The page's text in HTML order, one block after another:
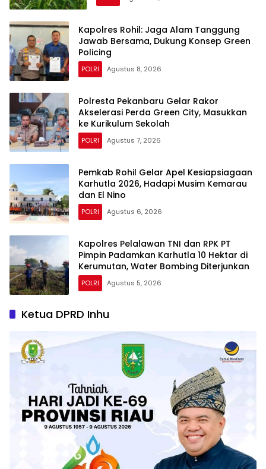
Kapolres Rohil: Jaga Alam Tanggung
Jawab Bersama, Dukung Konsep Green
Policing
POLRI Agustus 8, 2026
Polresta Pekanbaru Gelar Rakor
Akselerasi Perda Green City, Masukkan
ke Kurikulum Sekolah
POLRI Agustus 7, 2026
Pemkab Rohil Gelar Apel Kesiapsiagaan
Karhutla 2026, Hadapi Musim Kemarau
dan El Nino
POLRI Agustus 6, 2026
Kapolres Pelalawan TNI dan RPK PT
Pimpin Padamkan Karhutla 10 Hektar di
Kerumutan, Water Bombing Diterjunkan
POLRI Agustus 5, 2026
Ketua DPRD Inhu